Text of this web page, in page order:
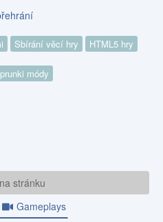
Sbírání věcí hry HTML5 hry
módy
stránku
Gameplays